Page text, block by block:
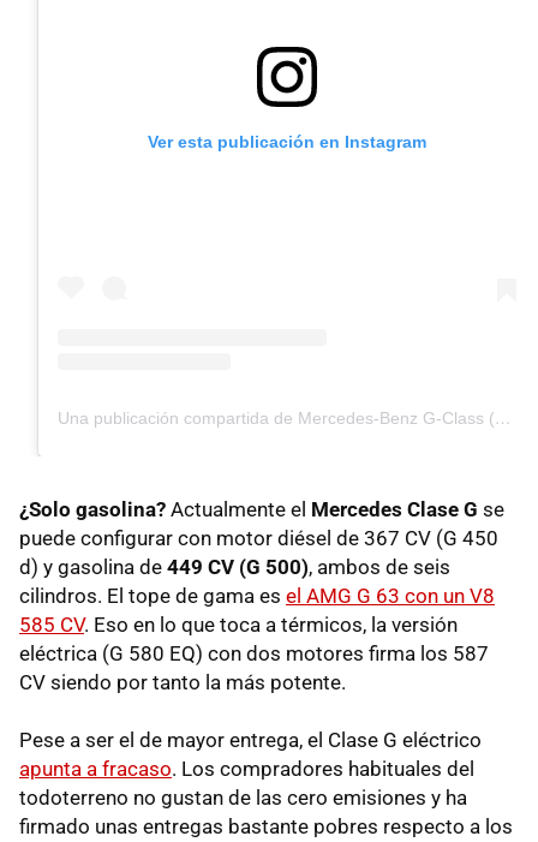
Ver esta publicación en Instagram
Una publicación compartida de Mercedes-Benz G-Class (@mercedesbenzgclass)
¿Solo gasolina? Actualmente el Mercedes Clase G se
puede configurar con motor diésel de 367 CV (G 450
d) y gasolina de 449 CV (G 500), ambos de seis
cilindros. El tope de gama es el AMG G 63 con un V8
585 CV. Eso en lo que toca a térmicos, la versión
eléctrica (G 580 EQ) con dos motores firma los 587
CV siendo por tanto la más potente.
Pese a ser el de mayor entrega, el Clase G eléctrico
apunta a fracaso. Los compradores habituales del
todoterreno no gustan de las cero emisiones y ha
firmado unas entregas bastante pobres respecto a los